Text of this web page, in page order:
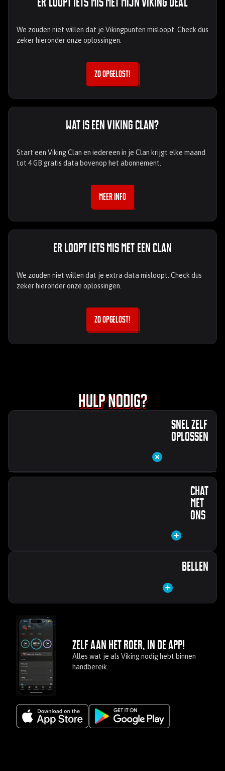
We zouden niet willen dat je Vikingpunten misloopt. Check dus
zeker hieronder onze oplossingen.
Zo opgelost!
Wat is een Viking Clan?
Start een Viking Clan en iedereen in je Clan krijgt elke maand
tot 4 GB gratis data bovenop het abonnement.
Meer info
Er loopt iets mis met een Clan
We zouden niet willen dat je extra data misloopt. Check dus
zeker hieronder onze oplossingen.
Zo opgelost!
Hulp nodig?
Snel zelf
oplossen
Factuur en tarieven
Antwoord niet gevonden? Vul dan het contactformulier in, en
Naar het contactformulier
Chat
met
ons
Onze chat is op dit moment niet beschikbaar, maar je kunt ons
Bellen
Onze lijnen zijn op dit moment niet open, maar je kunt ons wel
bereiken via het contactformulier.
Naar het contactformulierZelf aan het roer, in de app!
Alles wat je als Viking nodig hebt binnen
handbereik.